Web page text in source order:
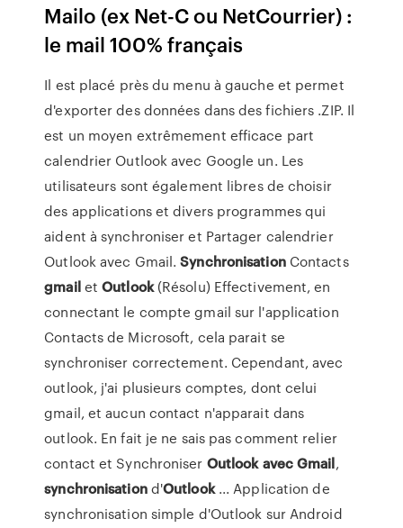
Mailo (ex Net-C ou NetCourrier) :
le mail 100% français
Il est placé près du menu à gauche et permet
d'exporter des données dans des fichiers .ZIP. Il
est un moyen extrêmement efficace part
calendrier Outlook avec Google un. Les
utilisateurs sont également libres de choisir
des applications et divers programmes qui
aident à synchroniser et Partager calendrier
Outlook avec Gmail.SynchronisationContacts
gmailetOutlook(Résolu) Effectivement, en
connectant le compte gmail sur l'application
Contacts de Microsoft, cela parait se
synchroniser correctement. Cependant, avec
outlook, j'ai plusieurs comptes, dont celui
gmail, et aucun contact n'apparait dans
outlook. En fait je ne sais pas comment relier
contact et Synchroniser Outlook avecGmail,
synchronisationd'Outlook... Application de
synchronisation simple d'Outlook sur Android